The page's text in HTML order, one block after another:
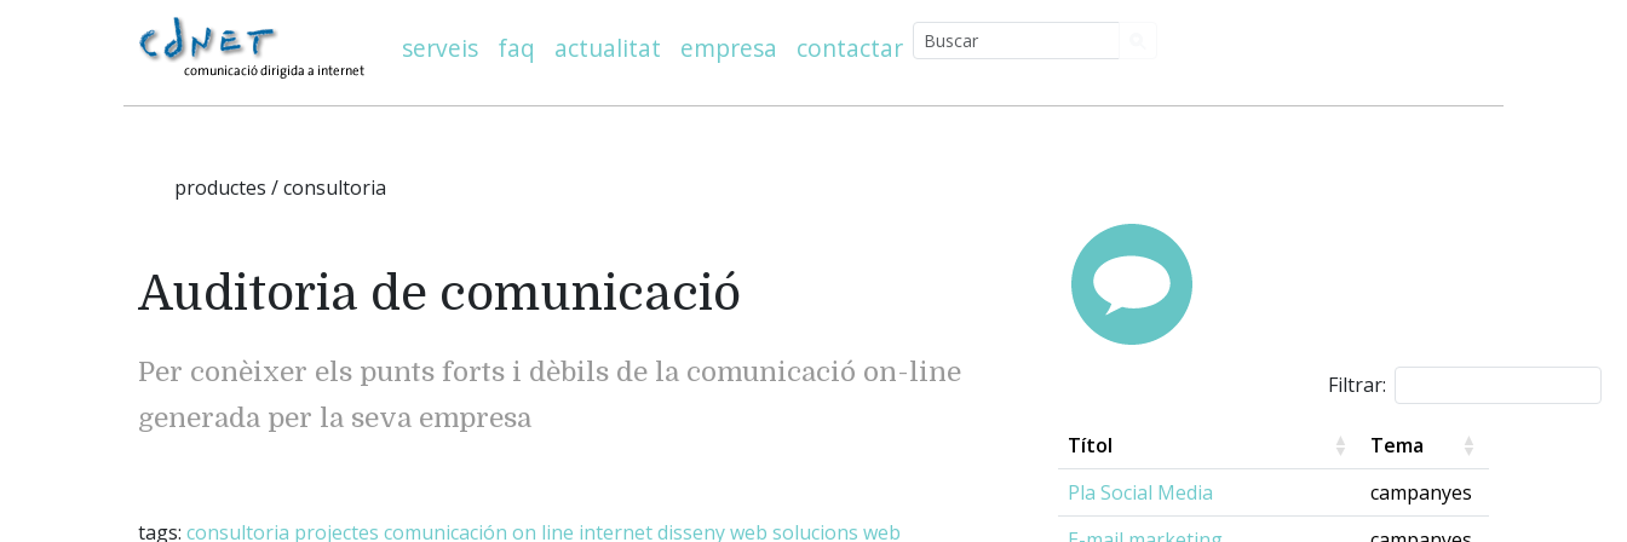
serveis faq actualitat empresa contactar
productes / consultoria
Auditoria de comunicació
Per conèixer els punts forts i dèbils de la comunicació on-line
generada per la seva empresa
tags: consultoria projectes comunicación on line internetdisseny web solucions web
Filtrar:
Títol
Tema
Pla Social Media
campanyes